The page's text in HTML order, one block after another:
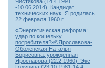
-10.06.2014). Кандидат
технических наук. Я родилась
22 февраля 1960 г
«Энергетическая реформа:
удар по кошельку
потребителя?»©Ярославова-
Оболенская Наталья
Борисовна, урожденная
Ярославова (22.2.1960). Экс